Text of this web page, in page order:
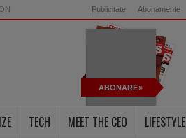
Publicitate Abonamente
ABONARE
TECH MEET THE CEO LIFESTYLE